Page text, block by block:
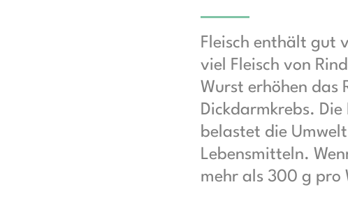
Fleisch enthält gut
viel Fleisch von
Wurst erhöhen das
Dickdarmkrebs.
belastet die
Lebensmitteln.
mehr als 300 g pro